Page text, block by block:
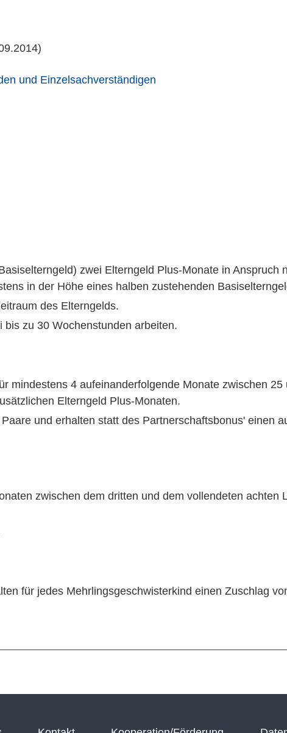
und Einzelsachverständigen
zwei Elterngeld Plus-Monate in Anspruch
in der Höhe eines halben zustehenden
des Elterngelds.
zu 30 Wochenstunden arbeiten.
mindestens 4 aufeinanderfolgende Monate zwischen
Elterngeld Plus-Monaten.
und erhalten statt des Partnerschaftsbonus' einen
zwischen dem dritten und dem vollendeten achten
für jedes Mehrlingsgeschwisterkind einen Zuschlag